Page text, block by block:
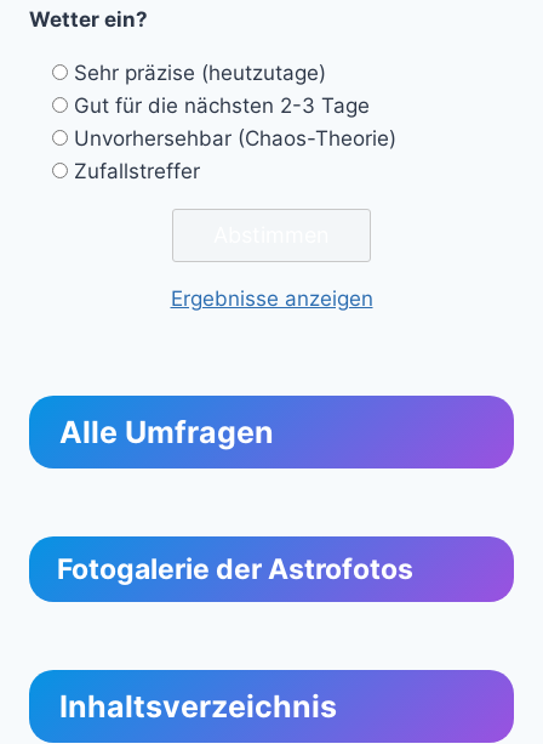
Wetter ein?
Sehr präzise (heutzutage)
Gut für die nächsten 2-3 Tage
Unvorhersehbar (Chaos-Theorie)
Zufallstreffer
Ergebnisse anzeigen
Alle Umfragen
Fotogalerie der Astrofotos
Inhaltsverzeichnis